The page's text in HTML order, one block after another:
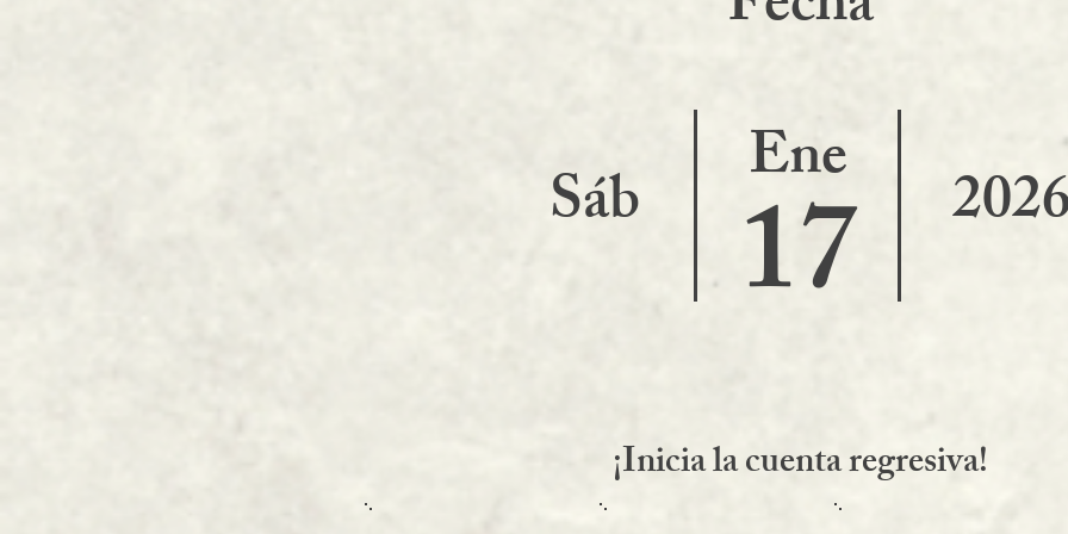
17
Ene
Sáb
¡Inicia la cuenta regresiva!